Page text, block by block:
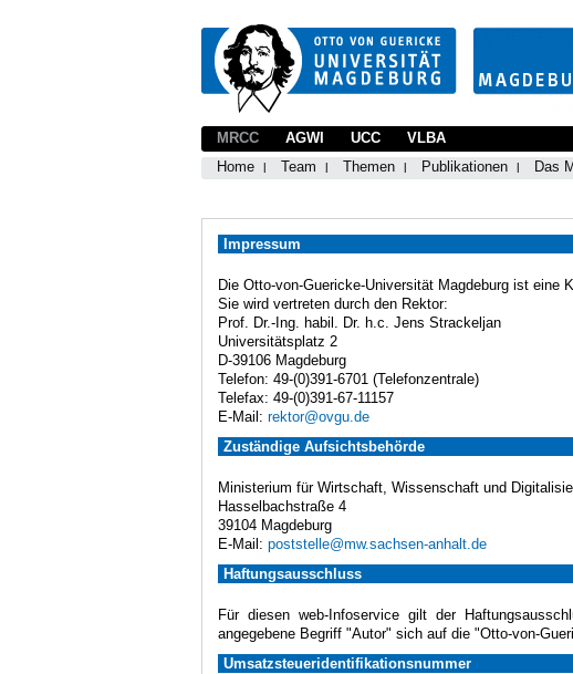
MRCC
Home
Team Themen Publikationen Das
AGWI UCC VLBA
Impressum
Die Otto-von-Guericke-Universität Magdeburg ist eine
Sie wird vertreten durch den Rektor:
Prof. Dr.-Ing. habil. Dr. h.c. Jens Strackeljan
Universitätsplatz 2
D-39106 Magdeburg
Telefon: 49-(0)391-6701 (Telefonzentrale)
Telefax: 49-(0)391-67-11157
E-Mail: rektor@ovgu.de
Zuständige Aufsichtsbehörde
Ministerium für Wirtschaft, Wissenschaft und
Hasselbachstraße 4
39104 Magdeburg
E-Mail: poststelle@mw.sachsen-anhalt.de
Haftungsausschluss
Für diesen web-Infoservice gilt der
angegebene Begriff "Autor" sich auf die "Otto-von-
Umsatzsteueridentifikationsnummer